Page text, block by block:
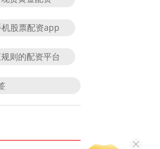
机股票配资app
则的配资平台